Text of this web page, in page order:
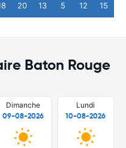
20 13 5 12 15
Baton Rouge
Dimanche
09-08-2026
Lundi
10-08-2026